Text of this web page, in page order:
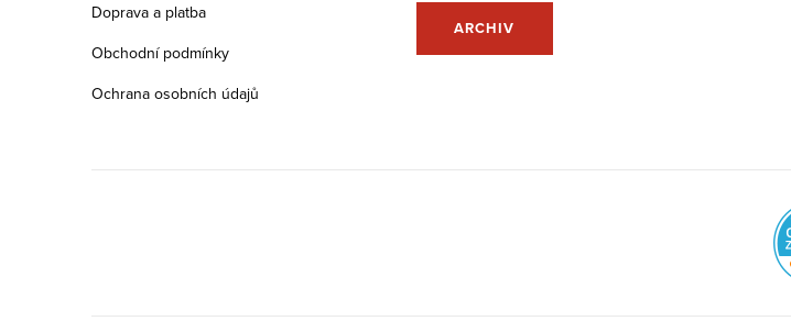
Doprava a platba
Obchodní podmínky
Ochrana osobních údajů
ARCHIV